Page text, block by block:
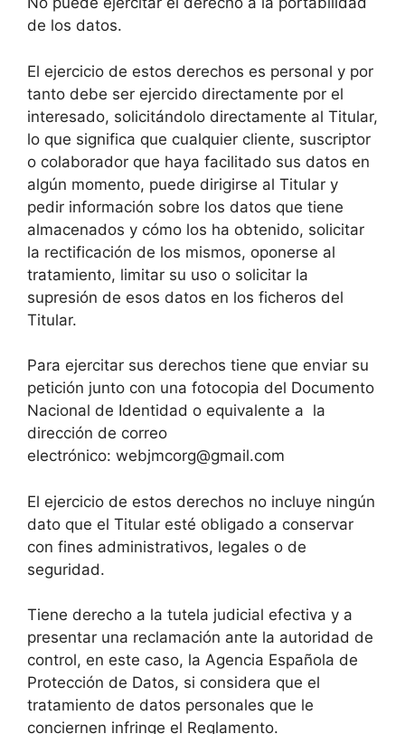
de los datos.
El ejercicio de estos derechos es personal y por
tanto debe ser ejercido directamente por el
interesado, solicitándolo directamente al Titular,
lo que significa que cualquier cliente, suscriptor
o colaborador que haya facilitado sus datos en
algún momento, puede dirigirse al Titular y
pedir información sobre los datos que tiene
almacenados y cómo los ha obtenido, solicitar
la rectificación de los mismos, oponerse al
tratamiento, limitar su uso o solicitar la
supresión de esos datos en los ficheros del
Titular.
Para ejercitar sus derechos tiene que enviar su
petición junto con una fotocopia del Documento
Nacional de Identidad o equivalente a la
dirección de correo
electrónico: webjmcorg@gmail.com
El ejercicio de estos derechos no incluye ningún
dato que el Titular esté obligado a conservar
con fines administrativos, legales o de
seguridad.
Tiene derecho a la tutela judicial efectiva y a
presentar una reclamación ante la autoridad de
control, en este caso, la Agencia Española de
Protección de Datos, si considera que el
tratamiento de datos personales que le
conciernen infringe el Reglamento.